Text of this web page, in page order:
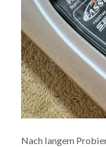
Nach langem